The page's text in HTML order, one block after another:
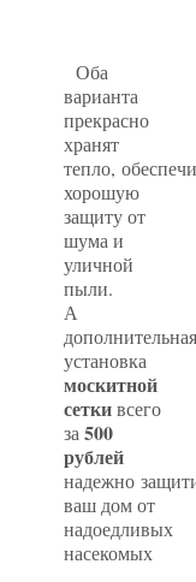
Оба
варианта
прекрасно
хранят
тепло,
хорошую
защиту от
шума и
уличной
пыли.
А
дополнительная
установка
москитной
сеткивсего
за 500
рублей
надежно
ваш дом от
надоедливых
насекомых